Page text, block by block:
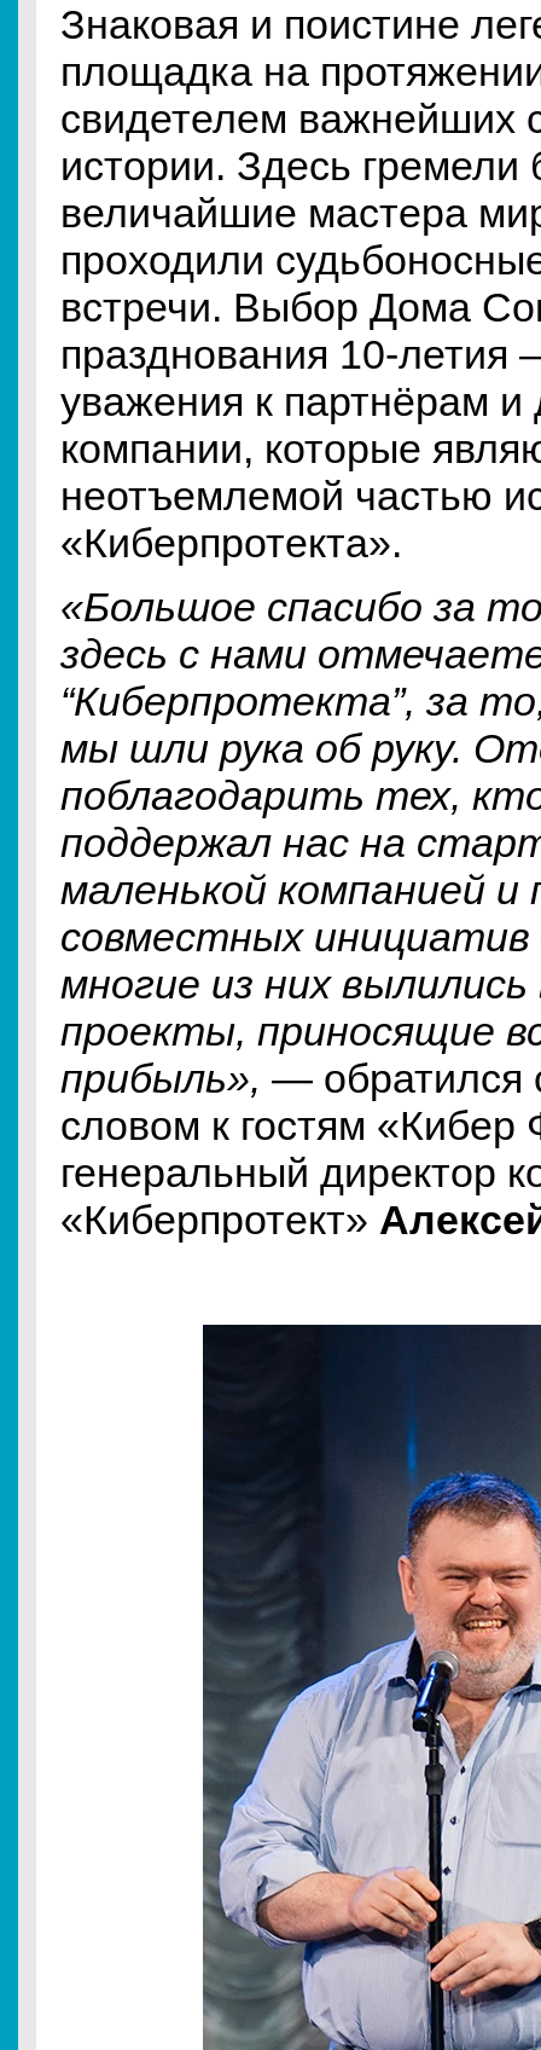
Знаковая и поистине
площадка на
свидетелем важнейших
истории. Здесь
величайшие мастера
проходили
встречи. Выбор Дома
празднования 10-летия
уважения к партнёрам и
компании, которые
неотъемлемой частью
«Киберпротекта».
«Большое спасибо за
здесь с нами
“Киберпротекта”, за
мы шли рука об руку.
поблагодарить тех,
поддержал нас на
маленькой компанией и
совместных
многие из них
проекты, приносящие
прибыль», — обратился
словом к гостям «Кибер
генеральный директор
«Киберпротект»